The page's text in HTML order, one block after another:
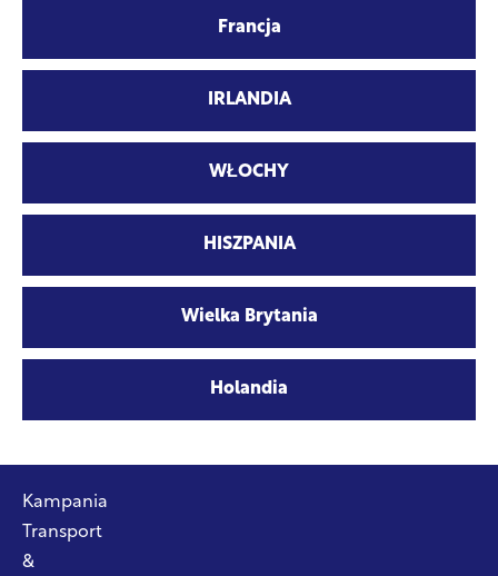
Francja
IRLANDIA
WŁOCHY
HISZPANIA
Wielka Brytania
Holandia
Kampania
Transport
&